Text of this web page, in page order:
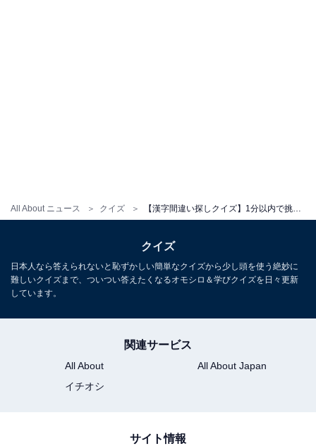
All About ニュース クイズ 【漢字間違い探しクイズ】1分以内で挑戦しよう！「賃」の中にある別の漢字は？
クイズ
日本人なら答えられないと恥ずかしい簡単なクイズから少し頭を使う絶妙に
難しいクイズまで、ついつい答えたくなるオモシロ＆学びクイズを日々更新
しています。
関連サービス
All About
All About Japan
イチオシ
サイト情報